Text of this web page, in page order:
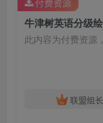
牛津树英语分级
此内容为付费资源
联盟组长
付费资源